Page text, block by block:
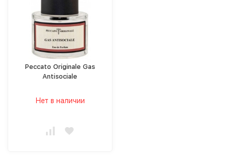
Peccato Originale Gas
Antisociale
Нет в наличии